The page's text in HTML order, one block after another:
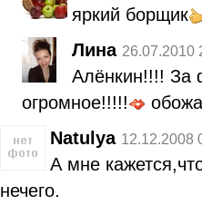
яркий борщик
Лина 26.07.2010
Алёнкин!!!! За
огромное!!!!!
Natulya 12.12.2008
А мне
нечего.